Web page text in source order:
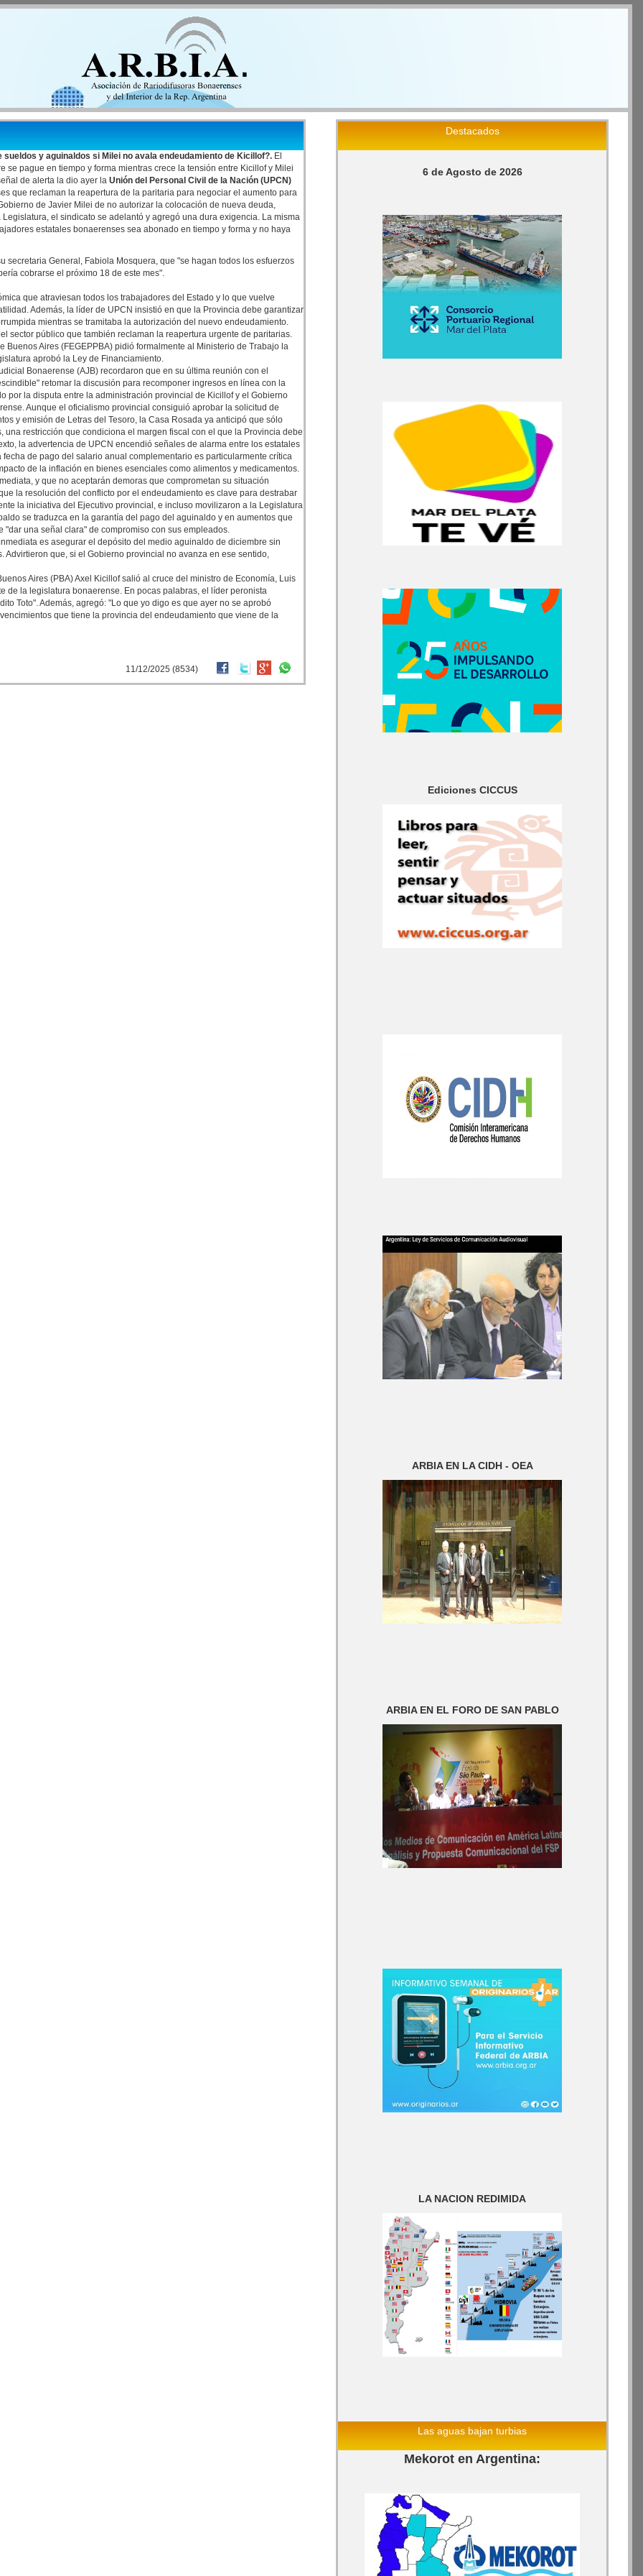
sueldos y aguinaldos si Milei no avala endeudamiento de Kicillof?. El
se pague en tiempo y forma mientras crece la tensión entre Kicillof y Milei
de alerta la dio ayer la Unión del Personal Civil de la Nación (UPCN)
que reclaman la reapertura de la paritaria para negociar el aumento para
de Javier Milei de no autorizar la colocación de nueva deuda,
el sindicato se adelantó y agregó una dura exigencia. La misma
estatales bonaerenses sea abonado en tiempo y forma y no haya
secretaria General, Fabiola Mosquera, que "se hagan todos los esfuerzos
cobrarse el próximo 18 de este mes".
que atraviesan todos los trabajadores del Estado y lo que vuelve
Además, la líder de UPCN insistió en que la Provincia debe garantizar
mientras se tramitaba la autorización del nuevo endeudamiento.
sector público que también reclaman la reapertura urgente de paritarias.
Aires (FEGEPPBA) pidió formalmente al Ministerio de Trabajo la
aprobó la Ley de Financiamiento.
Bonaerense (AJB) recordaron que en su última reunión con el
retomar la discusión para recomponer ingresos en línea con la
por la disputa entre la administración provincial de Kicillof y el Gobierno
Aunque el oficialismo provincial consiguió aprobar la solicitud de
y emisión de Letras del Tesoro, la Casa Rosada ya anticipó que sólo
restricción que condiciona el margen fiscal con el que la Provincia debe
la advertencia de UPCN encendió señales de alarma entre los estatales
de pago del salario anual complementario es particularmente crítica
de la inflación en bienes esenciales como alimentos y medicamentos.
y que no aceptarán demoras que comprometan su situación
la resolución del conflicto por el endeudamiento es clave para destrabar
la iniciativa del Ejecutivo provincial, e incluso movilizaron a la Legislatura
se traduzca en la garantía del pago del aguinaldo y en aumentos que
una señal clara" de compromiso con sus empleados.
es asegurar el depósito del medio aguinaldo de diciembre sin
que, si el Gobierno provincial no avanza en ese sentido,
Aires (PBA) Axel Kicillof salió al cruce del ministro de Economía, Luis
de la legislatura bonaerense. En pocas palabras, el líder peronista
Toto". Además, agregó: "Lo que yo digo es que ayer no se aprobó
que tiene la provincia del endeudamiento que viene de la
11/12/2025 (8534)
Destacados
6 de Agosto de 2026
Ediciones CICCUS
ARBIA EN LA CIDH - OEA
ARBIA EN EL FORO DE SAN PABLO
LA NACION REDIMIDA
Las aguas bajan turbias
Mekorot en Argentina: